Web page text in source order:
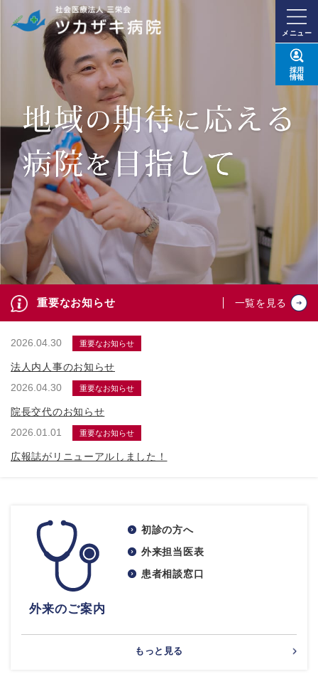
メニュー
採用
情報
重要なお知らせ 一覧を見る
2026.04.30 重要なお知らせ
法人内人事のお知らせ
2026.04.30
重要なお知らせ
院長交代のお知らせ
2026.01.01
重要なお知らせ
広報誌がリニューアルしました！
外来のご案内
初診の方へ
外来担当医表
患者相談窓口
もっと見る